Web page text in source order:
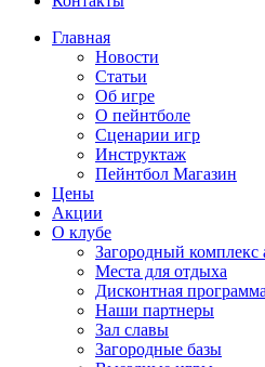
Главная
Новости
Статьи
Об игре
О пейнтболе
Сценарии игр
Инструктаж
Пейнтбол Магазин
Цены
Акции
О клубе
Загородный комплекс
Места для отдыха
Дисконтная программа
Наши партнеры
Зал славы
Загородные базы